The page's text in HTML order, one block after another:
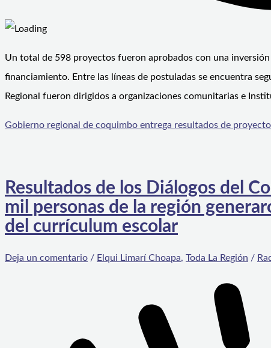
Un total de 598 proyectos fueron aprobados con una
financiamiento. Entre las líneas de postuladas se encuentra
Regional fueron dirigidos a organizaciones comunitarias e
Gobierno regional de coquimbo entrega resultados de
Resultados de los Diálogos del
mil personas de la región
del currículum escolar
Deja un comentario / Elqui Limarí Choapa, Toda La Región /